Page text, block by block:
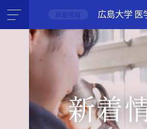
広島大学
新着